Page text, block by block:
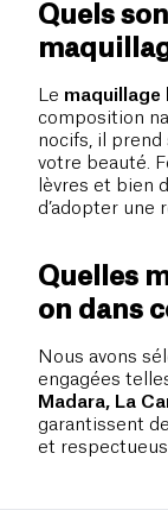
Quels
Le maquillage
composition
nocifs, il
votre beauté.
lèvres et bien
d’adopter une
Quelles
on dans
Nous avons
engagées
Madara, La
garantissent
et